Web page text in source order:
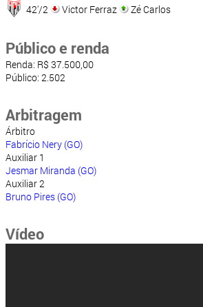
42'/2
Victor Ferraz Zé Carlos
Público e renda
Renda: R$ 37.500,00
Público: 2.502
Arbitragem
Árbitro
Fabrício Nery (GO)
Auxiliar 1
Jesmar Miranda (GO)
Auxiliar 2
Bruno Pires (GO)
Vídeo